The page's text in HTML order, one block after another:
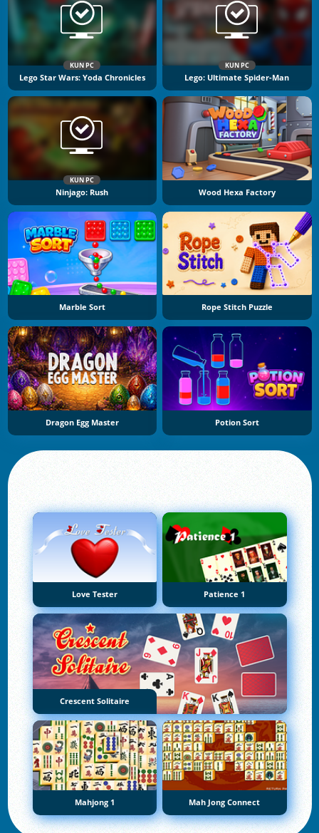
KUN PC
Lego Star Wars: Yoda Chronicles
KUN PC
Lego: Ultimate Spider-Man
KUN PC
Ninjago: Rush Wood Hexa Factory
Marble Sort Rope Stitch Puzzle
Dragon Egg Master Potion Sort
Love Tester Patience 1
Crescent Solitaire
Mahjong 1 Mah Jong Connect